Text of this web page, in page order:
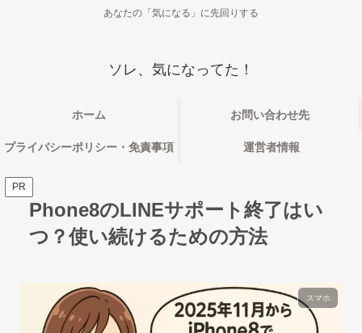
あなたの「気になる」に先回りする
ソレ、気になってた！
ホーム お問い合わせ先
プライバシーポリシー・免責事項 運営者情報
PR
Phone8のLINEサポート終了はい
つ？使い続けるための方法
スマホ